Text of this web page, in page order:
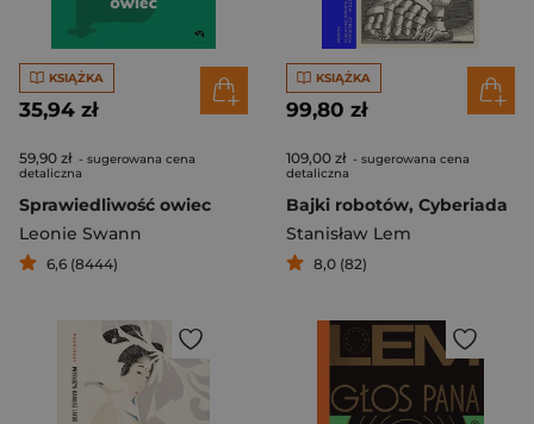
KSIĄŻKA
35,94 zł
59,90 zł - sugerowana cena
detaliczna
Sprawiedliwość owiec
Leonie Swann
6,6 (8444)
KSIĄŻKA
99,80 zł
109,00 zł - sugerowana cena
detaliczna
Bajki robotów, Cyberiada
Stanisław Lem
8,0 (82)